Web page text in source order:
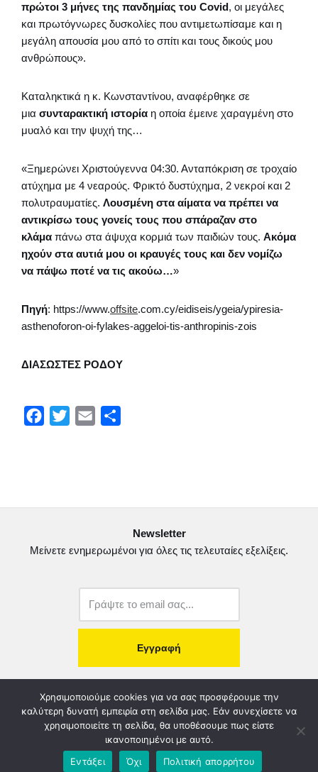
πρώτοι 3 μήνες της πανδημίας του Covid, οι μεγάλες
και πρωτόγνωρες δυσκολίες που αντιμετωπίσαμε και η
μεγάλη απουσία μου από το σπίτι και τους δικούς μου
ανθρώπους».
Καταληκτικά η κ. Κωνσταντίνου, αναφέρθηκε σε
μια συνταρακτική ιστορία η οποία έμεινε χαραγμένη στο
μυαλό και την ψυχή της…
«Ξημερώνει Χριστούγεννα 04:30. Ανταπόκριση σε τροχαίο
ατύχημα με 4 νεαρούς. Φρικτό δυστύχημα, 2 νεκροί και 2
πολυτραυματίες. Λουσμένη στα αίματα να πρέπει να
αντικρίσω τους γονείς τους που σπάραζαν στο
κλάμα πάνω στα άψυχα κορμιά των παιδιών τους. Ακόμα
ηχούν στα αυτιά μου οι κραυγές τους και δεν νομίζω
να πάψω ποτέ να τις ακούω…»
Πηγή: https://www.offsite.com.cy/eidiseis/ygeia/ypiresia-
asthenoforon-oi-fylakes-aggeloi-tis-anthropinis-zois
ΔΙΑΣΩΣΤΕΣ ΡΟΔΟΥ
k
ε
Newsletter
Μείνετε ενημερωμένοι για όλες τις τελευταίες εξελίξεις.
copyright@2022. Κατασκευή Ιστοσελίδας.
Λογοδοσία – Χρηστή Διαχείριση
Διοικητικό Συμβούλιο
Καταστατικό
Όροι & Πολιτικές
Πολιτική Απορρήτου
Χορηγοί
Χρησιμοποιούμε cookies για να σας προσφέρουμε την
καλύτερη δυνατή εμπειρία στη σελίδα μας. Εάν συνεχίσετε να
χρησιμοποιείτε τη σελίδα, θα υποθέσουμε πως είστε
ικανοποιημένοι με αυτό.
Εντάξει
Όχι Πολιτική απορρήτου